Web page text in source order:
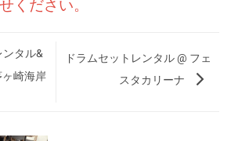
ください。
ンタル&
ヶ崎海岸
ドラムセットレンタル @ フェ
スタカリーナ